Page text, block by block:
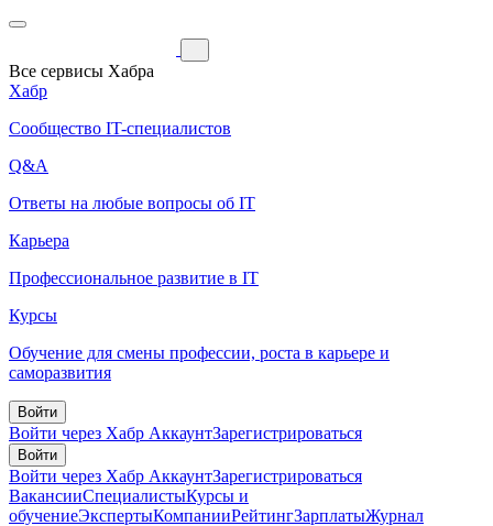
Все сервисы Хабра
Хабр
Сообщество IT-специалистов
Q&A
Ответы на любые вопросы об IT
Карьера
Профессиональное развитие в IT
Курсы
Обучение для смены профессии, роста в карьере и
саморазвития
Войти
Войти через Хабр АккаунтЗарегистрироваться
Войти
Войти через Хабр АккаунтЗарегистрироваться
ВакансииСпециалистыКурсы и
обучениеЭкспертыКомпанииРейтингЗарплатыЖурнал